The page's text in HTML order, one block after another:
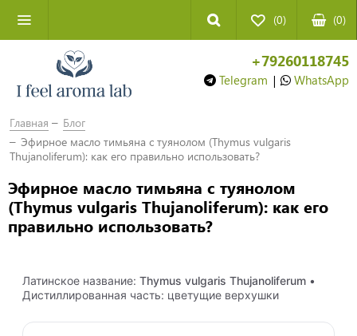
(0) (0)
+79260118745
Telegram | WhatsApp
Главная
Блог
Эфирное масло тимьяна с туянолом (Thymus vulgaris
Thujanoliferum): как его правильно использовать?
Эфирное масло тимьяна с туянолом
(Thymus vulgaris Thujanoliferum): как его
правильно использовать?
Латинское название: Thymus vulgaris Thujanoliferum •
Дистиллированная часть: цветущие верхушки